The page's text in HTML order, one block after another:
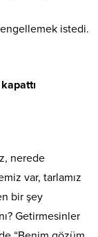
istedi.
nerede
var, tarlamız
bir şey
Getirmesinler